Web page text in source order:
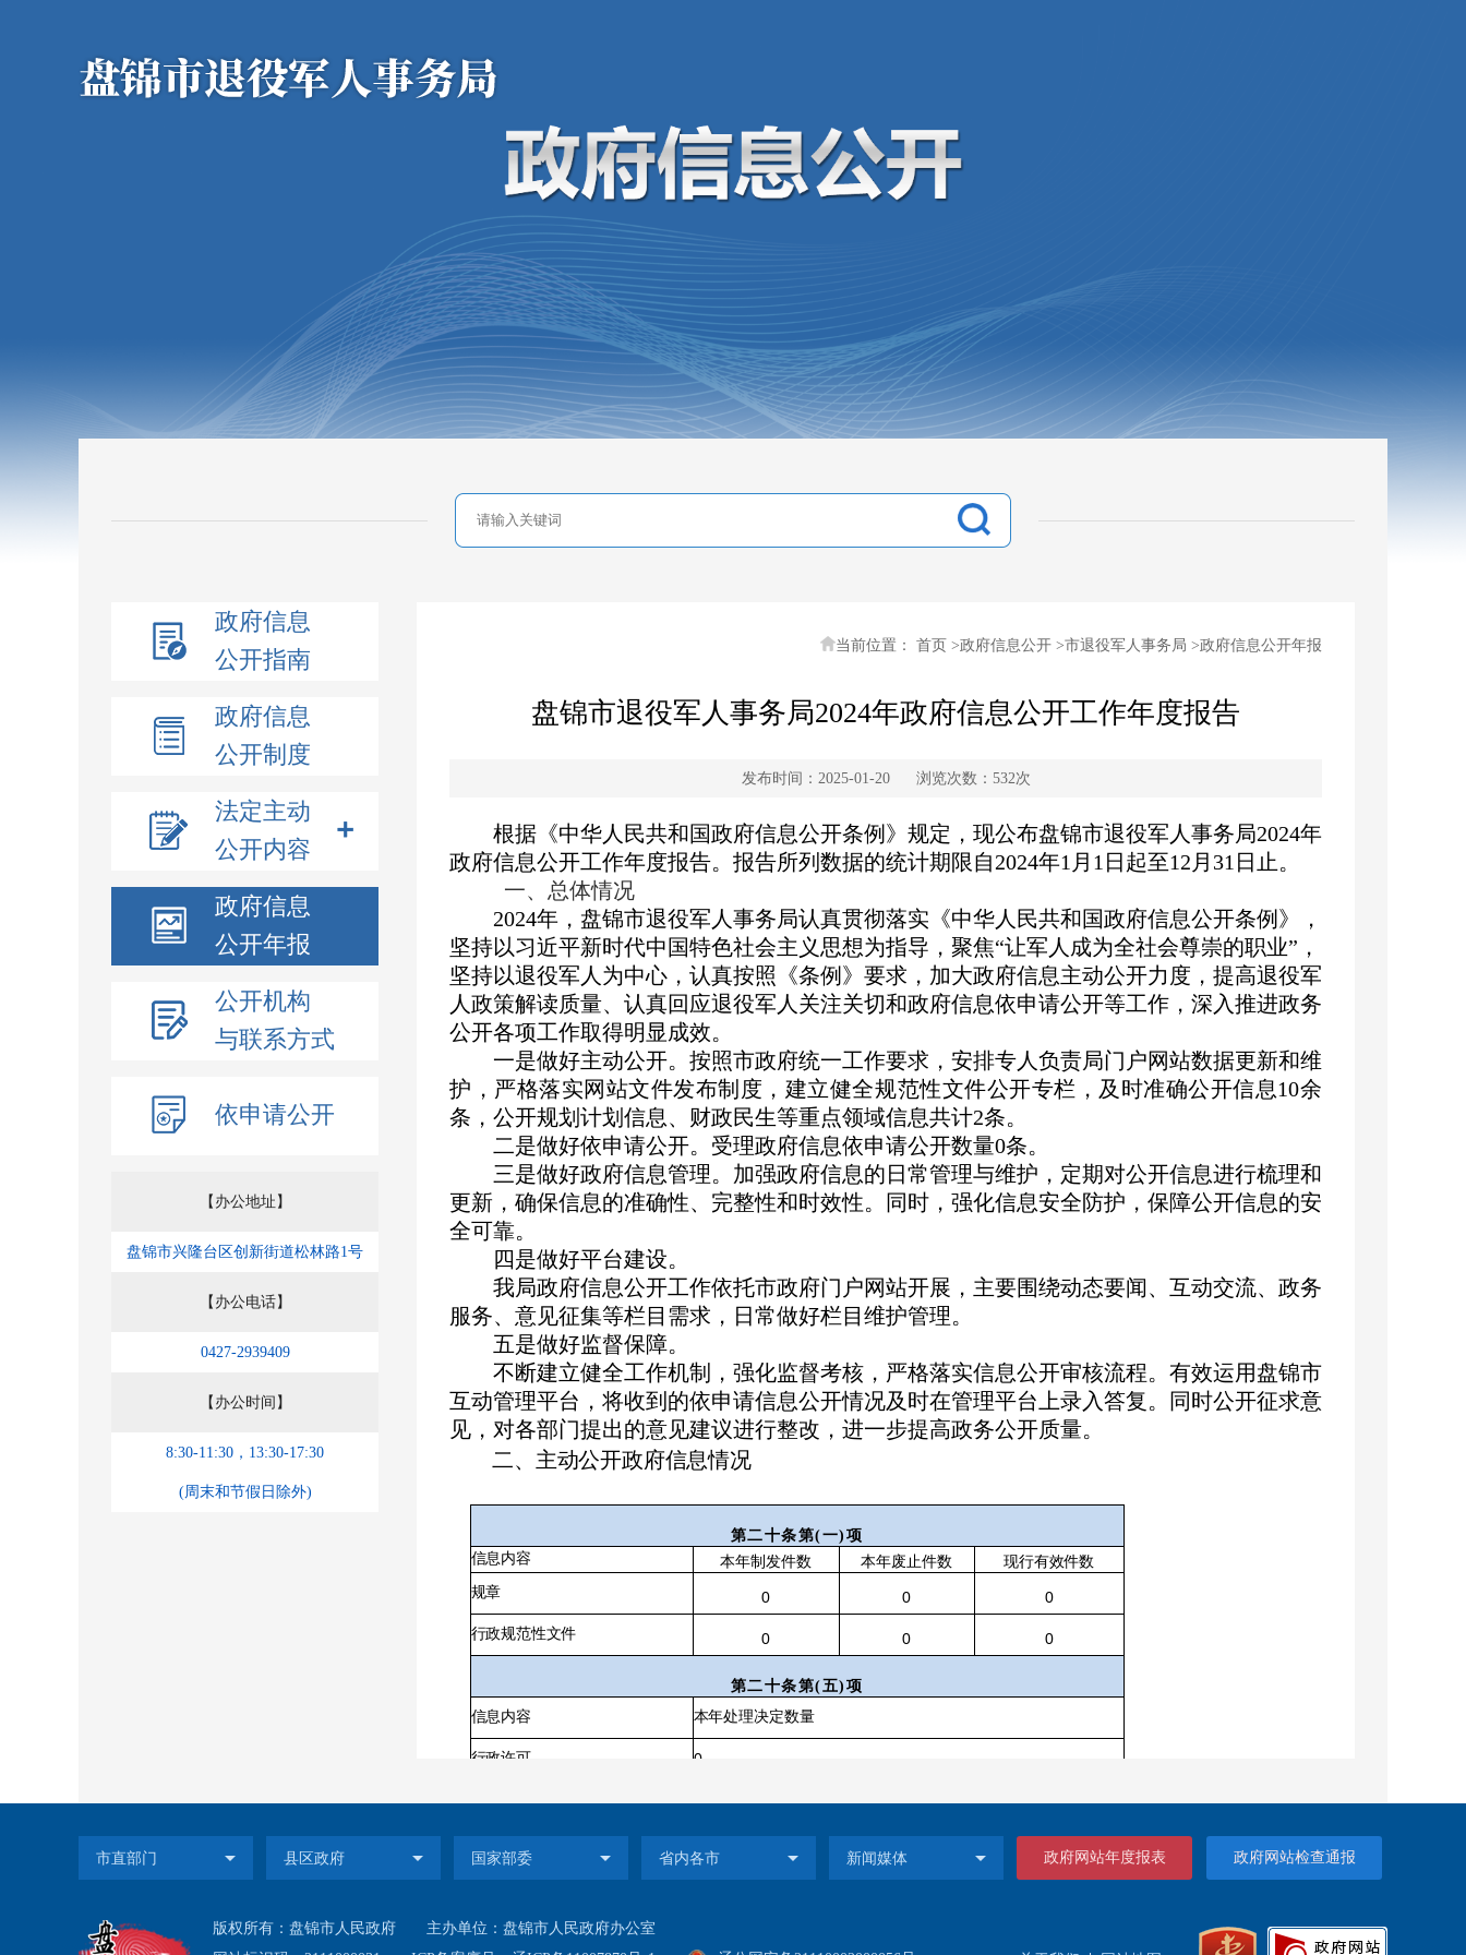
政府信息
公开指南
政府信息
公开制度
法定主动
公开内容
政府信息
公开年报
公开机构
与联系方式
依申请公开
【办公地址】
盘锦市兴隆台区创新街道松林路1号
【办公电话】
0427-2939409
【办公时间】
8:30-11:30，13:30-17:30
(周末和节假日除外)
当前位置： 首页 >政府信息公开 >市退役军人事务局 >政府信息公开年报
盘锦市退役军人事务局2024年政府信息公开工作年度报告
发布时间：2025-01-20 浏览次数： 532次
根据《中华人民共和国政府信息公开条例》规定，现公布盘锦市退役军人事务局2024年
政府信息公开工作年度报告。报告所列数据的统计期限自2024年1月1日起至12月31日止。
一、总体情况
2024年，盘锦市退役军人事务局认真贯彻落实《中华人民共和国政府信息公开条例》，
坚持以习近平新时代中国特色社会主义思想为指导，聚焦“让军人成为全社会尊崇的职业”，
坚持以退役军人为中心，认真按照《条例》要求，加大政府信息主动公开力度，提高退役军
人政策解读质量、认真回应退役军人关注关切和政府信息依申请公开等工作，深入推进政务
公开各项工作取得明显成效。
一是做好主动公开。按照市政府统一工作要求，安排专人负责局门户网站数据更新和维
护，严格落实网站文件发布制度，建立健全规范性文件公开专栏，及时准确公开信息10余
条，公开规划计划信息、财政民生等重点领域信息共计2条。
二是做好依申请公开。 受理政府信息依申请公开数量0条。
三是做好政府信息管理。 加强政府信息的日常管理与维护，定期对公开信息进行梳理和
更新，确保信息的准确性、完整性和时效性。同时，强化信息安全防护，保障公开信息的安
全可靠。
四是做好平台建设。
我局政府信息公开工作依托市政府门户网站开展，主要围绕动态要闻、互动交流、政务
服务、意见征集等栏目需求，日常做好栏目维护管理。
五是做好监督保障。
不断建立健全工作机制，强化监督考核，严格落实信息公开审核流程。有效运用盘锦市
互动管理平台，将收到的依申请信息公开情况及时在管理平台上录入答复。同时公开征求意
见，对各部门提出的意见建议进行整改，进一步提高政务公开质量。
二、 主动公开政府信息情况
第二十条第(一)项
信息内容
本年制发件数 本年废止件数
现行有效件数
规章
0 0 0
行政规范性文件 0 0 0
第二十条第(五)项
信息内容
本年处理决定数量
行政许可 0
信息内容 本年处理决定数量
行政强制
政府网站年度报表 政府网站检查通报
版权所有：盘锦市人民政府
主办单位：盘锦市人民政府办公室